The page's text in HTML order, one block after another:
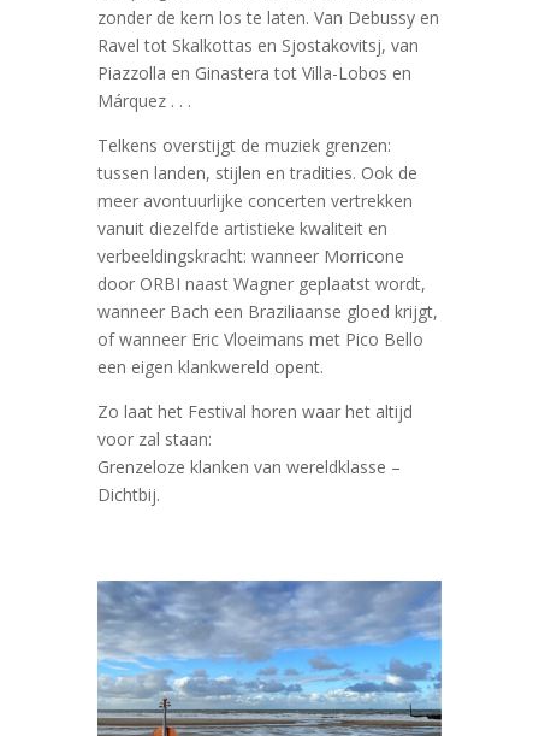
zonder de kern los te laten. Van Debussy en
Ravel tot Skalkottas en Sjostakovitsj, van
Piazzolla en Ginastera tot Villa-Lobos en
Márquez . . .
Telkens overstijgt de muziek grenzen:
tussen landen, stijlen en tradities. Ook de
meer avontuurlijke concerten vertrekken
vanuit diezelfde artistieke kwaliteit en
verbeeldingskracht: wanneer Morricone
door ORBI naast Wagner geplaatst wordt,
wanneer Bach een Braziliaanse gloed krijgt,
of wanneer Eric Vloeimans met Pico Bello
een eigen klankwereld opent.
Zo laat het Festival horen waar het altijd
voor zal staan:
Grenzeloze klanken van wereldklasse –
Dichtbij.